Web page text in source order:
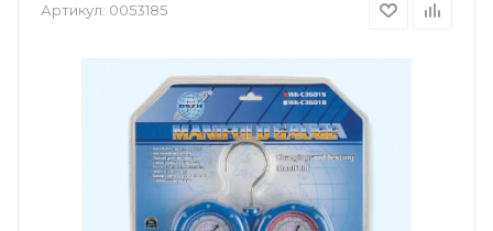
Артикул: 0053185